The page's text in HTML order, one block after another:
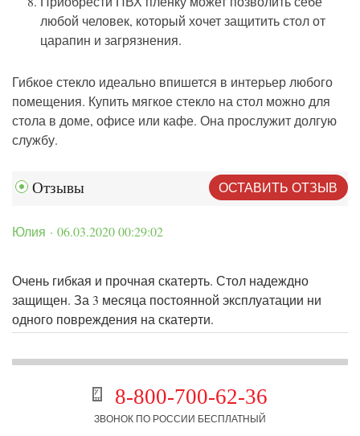
любой человек, который хочет защитить стол от
царапин и загрязнения.
Гибкое стекло идеально впишется в интерьер любого
помещения. Купить мягкое стекло на стол можно для
стола в доме, офисе или кафе. Она прослужит долгую
службу.
Отзывы ОСТАВИТЬ ОТЗЫВ
Юлия · 06.03.2020 00:29:02
Очень гибкая и прочная скатерть. Стол надеждно
защищен. За 3 месяца постоянной эксплуатации ни
одного повреждения на скатерти.
8-800-700-62-36
ЗВОНОК ПО РОССИИ БЕСПЛАТНЫЙ